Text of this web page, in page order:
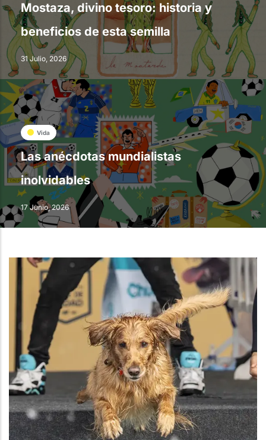
Mostaza, divino tesoro: historia y
beneficios de esta semilla
31 Julio, 2026
Vida
Las anécdotas mundialistas
inolvidables
17 Junio, 2026